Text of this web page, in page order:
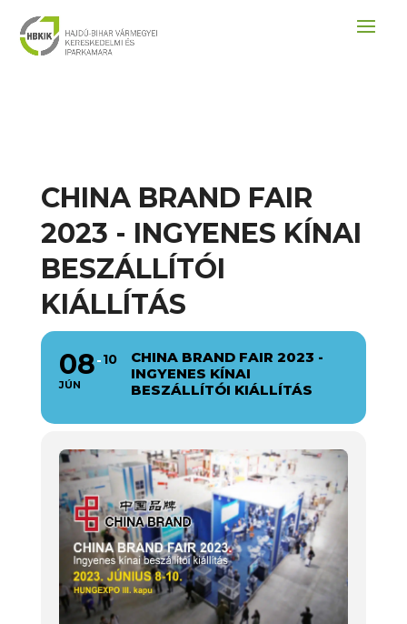
CHINA BRAND FAIR
2023 - INGYENES KÍNAI
BESZÁLLÍTÓI
KIÁLLÍTÁS
08
JÚN
10
CHINA BRAND FAIR 2023 -
INGYENES KÍNAI
BESZÁLLÍTÓI KIÁLLÍTÁS